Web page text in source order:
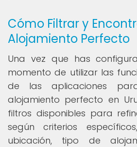
Cómo Filtrar y
Alojamiento Perfecto
Una vez que has
momento de utilizar las
de las aplicaciones
alojamiento perfecto en
filtros disponibles para
según criterios
ubicación, tipo de